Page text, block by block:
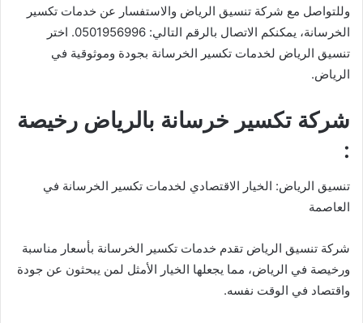
وللتواصل مع شركة تنسيق الرياض والاستفسار عن خدمات تكسير
الخرسانة، يمكنكم الاتصال بالرقم التالي: 0501956996. اختر
تنسيق الرياض لخدمات تكسير الخرسانة بجودة وموثوقية في
الرياض.
شركة تكسير خرسانة بالرياض رخيصة
:
تنسيق الرياض: الخيار الاقتصادي لخدمات تكسير الخرسانة في
العاصمة
شركة تنسيق الرياض تقدم خدمات تكسير الخرسانة بأسعار مناسبة
ورخيصة في الرياض، مما يجعلها الخيار الأمثل لمن يبحثون عن جودة
واقتصاد في الوقت نفسه.